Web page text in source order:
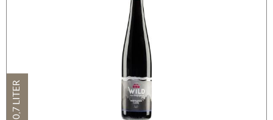
0,7 LITER